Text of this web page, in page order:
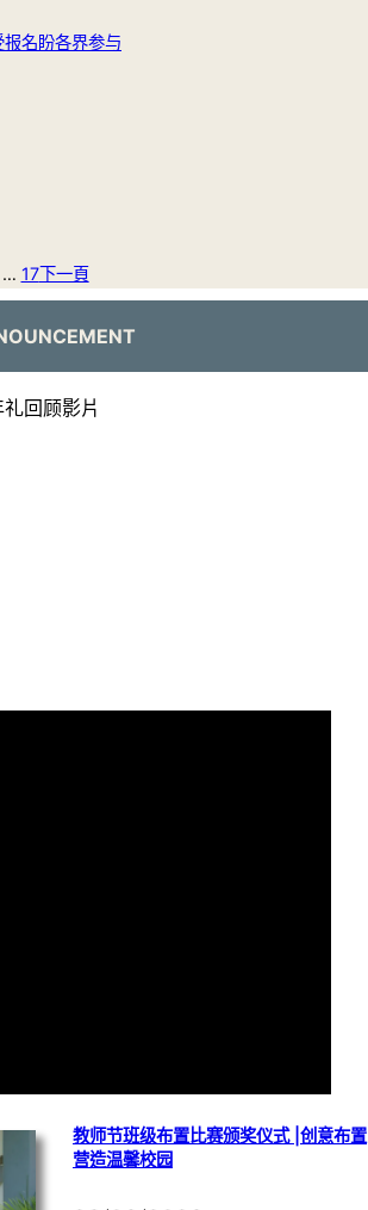
报名盼各界参与
… 17下一頁
回顾影片
教师节班级布置比赛颁奖仪式 |创意布置
营造温馨校园